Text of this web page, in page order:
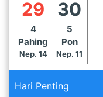
29
4
Pahing
Nep. 14
30
5
Pon
Nep. 11
Hari Penting